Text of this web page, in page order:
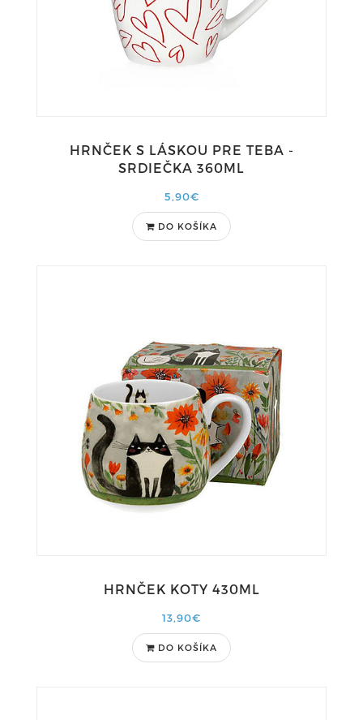
HRNČEK S LÁSKOU PRE TEBA -
SRDIEČKA 360ML
5,90€
DO KOŠÍKA
HRNČEK KOTY 430ML
13,90€
DO KOŠÍKA